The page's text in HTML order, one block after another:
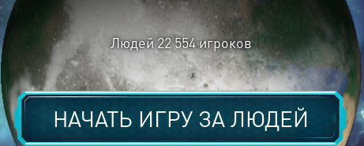
Людей 22 554игроков
НАЧАТЬ ИГРУ ЗАЛЮДЕЙ